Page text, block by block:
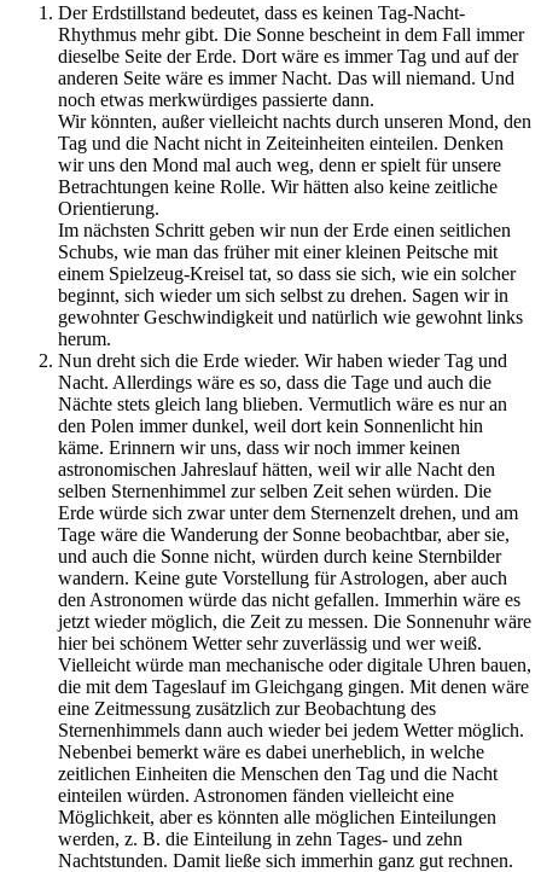
Der Erdstillstand bedeutet, dass es keinen Tag-Nacht-
Rhythmus mehr gibt. Die Sonne bescheint in dem Fall immer
dieselbe Seite der Erde. Dort wäre es immer Tag und auf der
anderen Seite wäre es immer Nacht. Das will niemand. Und
noch etwas merkwürdiges passierte dann.
Wir könnten, außer vielleicht nachts durch unseren Mond, den
Tag und die Nacht nicht in Zeiteinheiten einteilen. Denken
wir uns den Mond mal auch weg, denn er spielt für unsere
Betrachtungen keine Rolle. Wir hätten also keine zeitliche
Orientierung.
Im nächsten Schritt geben wir nun der Erde einen seitlichen
Schubs, wie man das früher mit einer kleinen Peitsche mit
einem Spielzeug-Kreisel tat, so dass sie sich, wie ein solcher
beginnt, sich wieder um sich selbst zu drehen. Sagen wir in
gewohnter Geschwindigkeit und natürlich wie gewohnt links
herum.
Nun dreht sich die Erde wieder. Wir haben wieder Tag und
Nacht. Allerdings wäre es so, dass die Tage und auch die
Nächte stets gleich lang blieben. Vermutlich wäre es nur an
den Polen immer dunkel, weil dort kein Sonnenlicht hin
käme. Erinnern wir uns, dass wir noch immer keinen
astronomischen Jahreslauf hätten, weil wir alle Nacht den
selben Sternenhimmel zur selben Zeit sehen würden. Die
Erde würde sich zwar unter dem Sternenzelt drehen, und am
Tage wäre die Wanderung der Sonne beobachtbar, aber sie,
und auch die Sonne nicht, würden durch keine Sternbilder
wandern. Keine gute Vorstellung für Astrologen, aber auch
den Astronomen würde das nicht gefallen. Immerhin wäre es
jetzt wieder möglich, die Zeit zu messen. Die Sonnenuhr wäre
hier bei schönem Wetter sehr zuverlässig und wer weiß.
Vielleicht würde man mechanische oder digitale Uhren bauen,
die mit dem Tageslauf im Gleichgang gingen. Mit denen wäre
eine Zeitmessung zusätzlich zur Beobachtung des
Sternenhimmels dann auch wieder bei jedem Wetter möglich.
Nebenbei bemerkt wäre es dabei unerheblich, in welche
zeitlichen Einheiten die Menschen den Tag und die Nacht
einteilen würden. Astronomen fänden vielleicht eine
Möglichkeit, aber es könnten alle möglichen Einteilungen
werden, z. B. die Einteilung in zehn Tages- und zehn
Nachtstunden. Damit ließe sich immerhin ganz gut rechnen.